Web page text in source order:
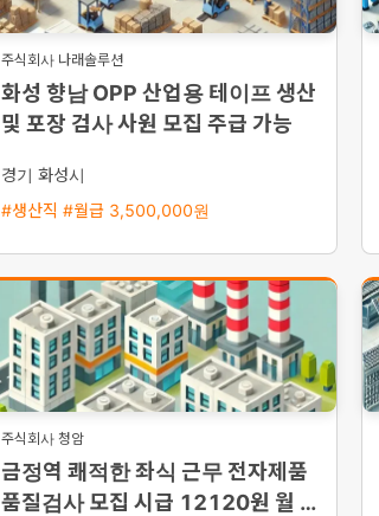
주식회사 나래솔루션
화성 향남 OPP 산업용 테이프 생산
및 포장 검사 사원 모집 주급 가능
경기 화성시
#생산직 #월급 3,500,000원
주식회사 청암
금정역 쾌적한 좌식 근무 전자제품
품질검사 모집 시급 12120원 월 3